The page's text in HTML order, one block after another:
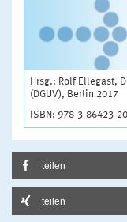
Hrsg.: Rolf Ellegast,
(DGUV), Berlin 2017
ISBN: 978-3-86423-
teilen
teilen